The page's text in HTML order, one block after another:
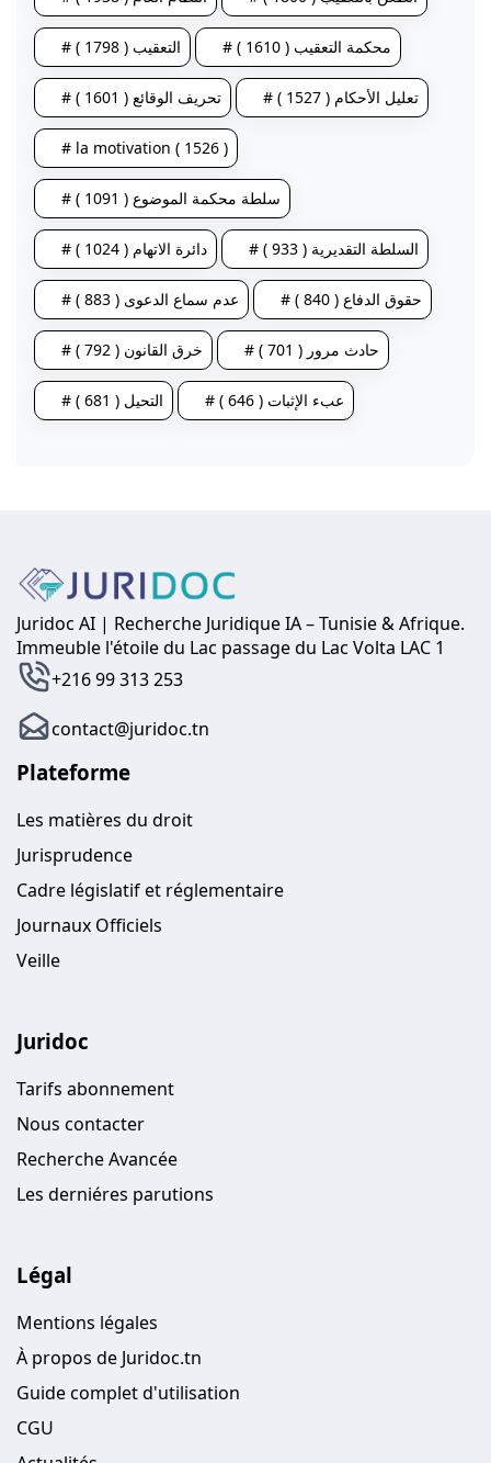
# التعقيب ( 1798 ) # محكمة التعقيب ( 1610 )
# تحريف الوقائع ( 1601 ) # تعليل الأحكام ( 1527 )
# la motivation ( 1526 )
# سلطة محكمة الموضوع ( 1091 )
# دائرة الاتهام ( 1024 ) # السلطة التقديرية ( 933 )
# عدم سماع الدعوى ( 883 ) # حقوق الدفاع ( 840 )
# خرق القانون ( 792 ) # حادث مرور ( 701 )
# التحيل ( 681 ) # عبء الإثبات ( 646 )
Juridoc AI | Recherche Juridique IA – Tunisie & Afrique.
Immeuble l'étoile du Lac passage du Lac Volta LAC 1
+216 99 313 253
contact@juridoc.tn
Plateforme
Les matières du droit
Jurisprudence
Cadre législatif et réglementaire
Journaux Officiels
Veille
Juridoc
Tarifs abonnement
Nous contacter
Recherche Avancée
Les derniéres parutions
Légal
Mentions légales
À propos de Juridoc.tn
Guide complet d'utilisation
CGU